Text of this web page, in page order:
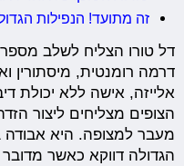
זה מתועד! הנפילות
דל טורו הצליח לשלב מספר
דרמה רומנטית, מיסתורין
אלייזה, אישה ללא יכולת
הצופים מצליחים ליצור
מעבר למצופה. היא
הגדולה דווקא כאשר